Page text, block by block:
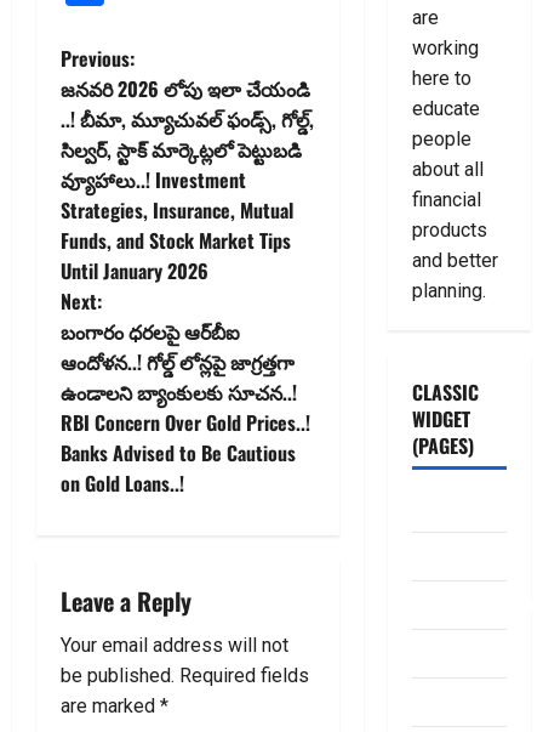
P
o
s
t
n
a
v
i
g
t
i
o
Previous:
జనవరి 2026 లోపు ఇలా చేయండి
..! బీమా, మ్యూచువల్ ఫండ్స్, గోల్డ్‌,
సిల్వ‌ర్‌, స్టాక్ మార్కెట్లలో పెట్టుబ‌డి
వ్యూహాలు..! Investment
Strategies, Insurance, Mutual
Funds, and Stock Market Tips
Until January 2026
Next:
బంగారం ధరలపై ఆర్‌బీఐ
ఆందోళన..! గోల్డ్ లోన్ల‌పై జాగ్రత్తగా
ఉండాలని బ్యాంకులకు సూచన..!
RBI Concern Over Gold Prices..!
Banks Advised to Be Cautious
on Gold Loans..!
Leave a Reply
Your email address will not
be published. Required fields
are marked *
are
working
here to
educate
people
about all
financial
products
and better
planning.
CLASSIC
WIDGET
(PAGES)